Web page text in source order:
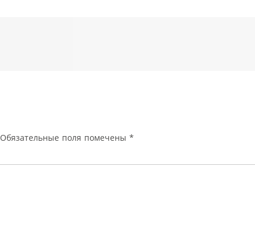
Обязательные поля помечены *